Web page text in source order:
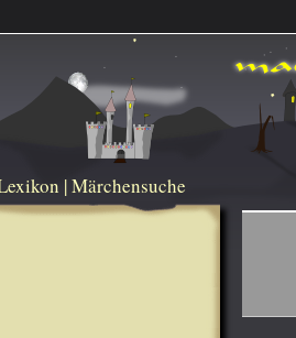
|Märchensuche